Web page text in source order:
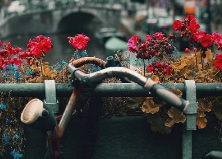
TEAM
FILODIRITTO REDAZIONE COMITATO SCIENTIFICO AUTORI
EXTRA
CODICI RUBRICHE LIBRI PROCEEDINGS
SOCIAL